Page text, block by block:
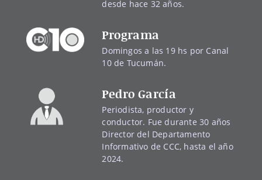
desde hace 32 años.
Programa
Domingos a las 19 hs por Canal
10 de Tucumán.
Pedro García
Periodista, productor y
conductor. Fue durante 30 años
Director del Departamento
Informativo de CCC, hasta el año
2024.